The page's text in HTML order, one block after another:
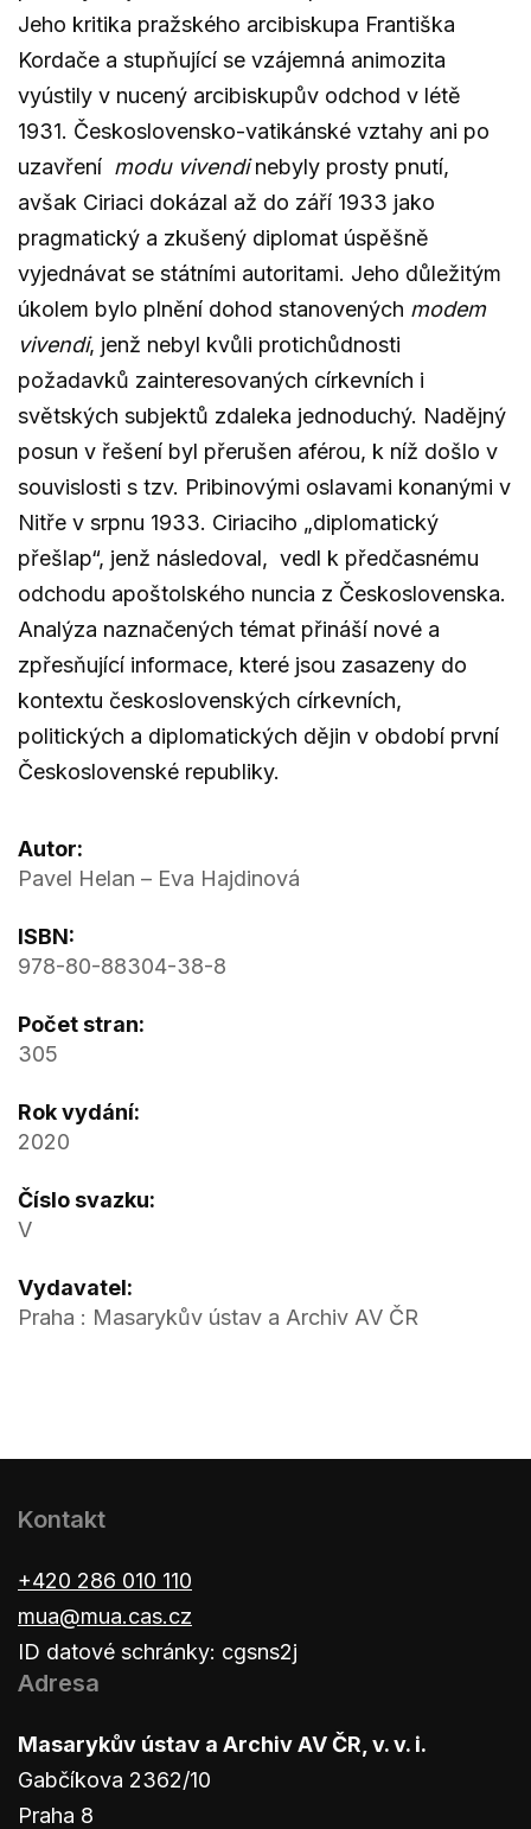
Jeho kritika pražského arcibiskupa Františka
Kordače a stupňující se vzájemná animozita
vyústily v nucený arcibiskupův odchod v létě
1931. Československo-vatikánské vztahy ani po
uzavření modu vivendinebyly prosty pnutí,
avšak Ciriaci dokázal až do září 1933 jako
pragmatický a zkušený diplomat úspěšně
vyjednávat se státními autoritami. Jeho důležitým
úkolem bylo plnění dohod stanovených modem
vivendi, jenž nebyl kvůli protichůdnosti
požadavků zainteresovaných církevních i
světských subjektů zdaleka jednoduchý. Nadějný
posun v řešení byl přerušen aférou, k níž došlo v
souvislosti s tzv. Pribinovými oslavami konanými v
Nitře v srpnu 1933. Ciriaciho „diplomatický
přešlap“, jenž následoval, vedl k předčasnému
odchodu apoštolského nuncia z Československa.
Analýza naznačených témat přináší nové a
zpřesňující informace, které jsou zasazeny do
kontextu československých církevních,
politických a diplomatických dějin v období první
Československé republiky.
Autor:
Pavel Helan – Eva Hajdinová
ISBN:
978-80-88304-38-8
Počet stran:
305
Rok vydání:
2020
Číslo svazku:
V
Vydavatel:
Praha : Masarykův ústav a Archiv AV ČR
Kontakt
+420 286 010 110
mua@mua.cas.cz
ID datové schránky: cgsns2j
Adresa
Masarykův ústav a Archiv AV ČR, v. v. i.
Gabčíkova 2362/10
Praha 8